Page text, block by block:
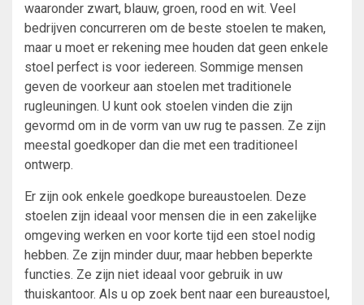
waaronder zwart, blauw, groen, rood en wit. Veel
bedrijven concurreren om de beste stoelen te maken,
maar u moet er rekening mee houden dat geen enkele
stoel perfect is voor iedereen. Sommige mensen
geven de voorkeur aan stoelen met traditionele
rugleuningen. U kunt ook stoelen vinden die zijn
gevormd om in de vorm van uw rug te passen. Ze zijn
meestal goedkoper dan die met een traditioneel
ontwerp.
Er zijn ook enkele goedkope bureaustoelen. Deze
stoelen zijn ideaal voor mensen die in een zakelijke
omgeving werken en voor korte tijd een stoel nodig
hebben. Ze zijn minder duur, maar hebben beperkte
functies. Ze zijn niet ideaal voor gebruik in uw
thuiskantoor. Als u op zoek bent naar een bureaustoel,